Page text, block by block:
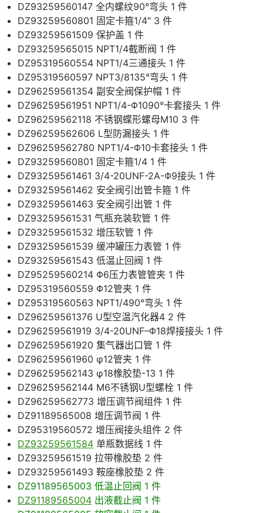
DZ93259560147 全内螺纹90°弯头 1 件
DZ93259560801 固定卡箍1/4″ 3 件
DZ93259561509 保护盖 1 件
DZ93259565015 NPT1/4截断阀 1 件
DZ95319560554 NPT1/4三通接头 1 件
DZ95319560597 NPT3/8135°弯头 1 件
DZ96259561354 副安全阀保护帽 1 件
DZ96259561951 NPT1/4-Φ1090°卡套接头 1 件
DZ96259562118 不锈钢蝶形螺母M10 3 件
DZ96259562606 L型防漏接头 1 件
DZ96259562780 NPT1/4-Φ10卡套接头 1 件
DZ93259560801 固定卡箍1/4 1 件
DZ93259561461 3/4-20UNF-2A-Φ9接头 1 件
DZ93259561462 安全阀引出管卡箍 1 件
DZ93259561463 安全阀引出管 1 件
DZ93259561531 气瓶充装软管 1 件
DZ93259561532 增压软管 1 件
DZ93259561539 缓冲罐压力表管 1 件
DZ93259561543 低温止回阀 1 件
DZ95259560214 Φ6压力表管管夹 1 件
DZ95319560559 Φ12管夹 1 件
DZ95319560563 NPT1/490°弯头 1 件
DZ96259561376 U型空温汽化器4 2 件
DZ96259561919 3/4-20UNF–Φ18焊接接头 1 件
DZ96259561920 集气器出口管 1 件
DZ96259561960 φ12管夹 1 件
DZ96259562143 φ18橡胶垫-13 1 件
DZ96259562144 M6不锈钢U型螺栓 1 件
DZ96259562773 增压调节阀组件 1 件
DZ91189565008 增压调节阀 1 件
DZ95319560572 增压阀接头组件 2 件
DZ93259561584 单瓶数据线 1 件
DZ93259561519 拉带橡胶垫 2 件
DZ93259561493 鞍座橡胶垫 2 件
DZ91189565003 低温止回阀 1 件
DZ91189565004 出液截止阀 1 件